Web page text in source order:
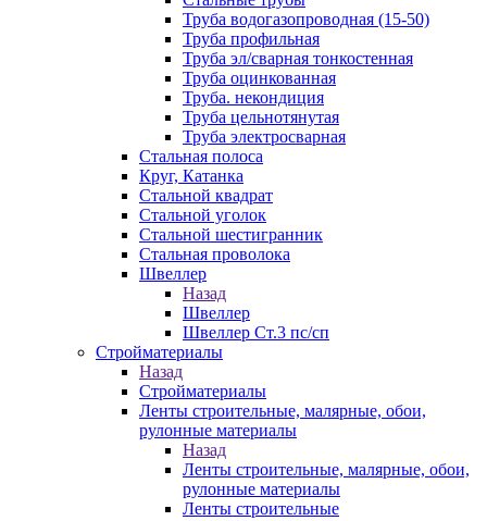
Труба водогазопроводная (15-50)
Труба профильная
Труба эл/сварная тонкостенная
Труба оцинкованная
Труба. некондиция
Труба цельнотянутая
Труба электросварная
Стальная полоса
Круг, Катанка
Стальной квадрат
Стальной уголок
Стальной шестигранник
Стальная проволока
Швеллер
Назад
Швеллер
Швеллер Ст.3 пс/сп
Стройматериалы
Назад
Стройматериалы
Ленты строительные, малярные, обои,
рулонные материалы
Назад
Ленты строительные, малярные, обои,
рулонные материалы
Ленты строительные